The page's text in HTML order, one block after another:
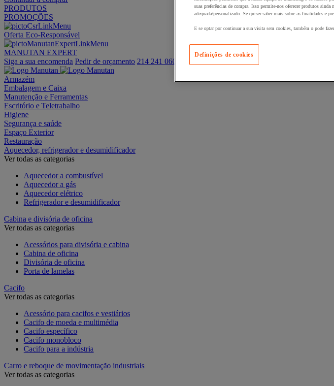
PRODUTOS
PROMOÇÕES
Oferta Eco-Responsável
MANUTAN EXPERT
Siga a sua encomenda Pedir de orçamento 214 241 060
Armazém
Embalagem e Caixa
Manutenção e Ferramentas
Escritório e Teletrabalho
Higiene
Segurança e saúde
Espaço Exterior
Restauração
Aquecedor, refrigerador e desumidificador
Ver todas as categorias
Aquecedor a combustível
Aquecedor a gás
Aquecedor elétrico
Refrigerador e desumidificador
Cabina e divisória de oficina
Ver todas as categorias
Acessórios para divisória e cabina
Cabina de oficina
Divisória de oficina
Porta de lamelas
Cacifo
Ver todas as categorias
Acessório para cacifos e vestiários
Cacifo de moeda e multimédia
Cacifo específico
Cacifo monobloco
Cacifo para a indústria
Carro e reboque de movimentação industriais
Ver todas as categorias
suas preferências de compra. Isso permite-nos oferecer produtos ainda
adequada/personalizado. Se quiser saber mais sobre as finalidades e
E se optar por continuar a sua visita sem cookies, também o pode
Definições de cookies